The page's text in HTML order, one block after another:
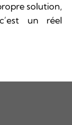
solution,
un réel